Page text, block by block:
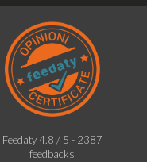
Feedaty4.8 / 5 - 2387
feedbacks